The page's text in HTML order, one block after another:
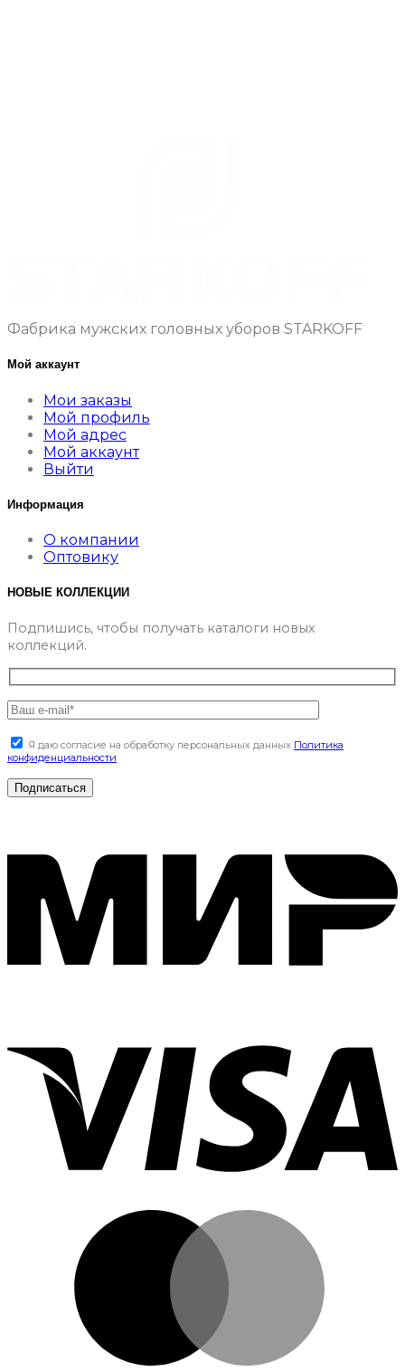
Фабрика мужских головных уборов STARKOFF
Мой аккаунт
Мои заказы
Мой профиль
Мой адрес
Мой аккаунт
Выйти
Информация
О компании
Оптовику
НОВЫЕ КОЛЛЕКЦИИ
Подпишись, чтобы получать каталоги новых
коллекций.
Я даю согласие на обработку персональных данных Политика
конфиденциальности